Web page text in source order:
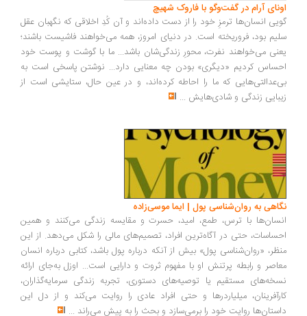
آرام در گفت‌وگو با فاروک شهیچ‭
انسان‌ها ترمزِ خود را از دست داده‌اند و آن کُدِ اخلاقی که نگهبان عقل
بود، فروریخته است. در دنیای امروز، همه می‌خواهند فاشیست باشند؛
می‌خواهند نفرت، محورِ زندگی‌شان باشد... ما با گوشت و پوست خود
کردیم «دیگری» بودن چه معنایی دارد... نوشتن پاسخی است به
که ما را احاطه کرده‌اند، و در عین حال، ستایشی است از
زندگی و شادی‌هایش...
به روان‌شناسی پول | ایما موسی‌زاده
با ترس، طمع، امید، حسرت و مقایسه زندگی می‌کنند و همین
حتی در آگاه‌ترین افراد، تصمیم‌های مالی را شکل می‌دهد. از این
«روان‌شناسی پول» بیش از آنکه درباره پول باشد، کتابی درباره انسان
و رابطه پرتنش او با مفهوم ثروت و دارایی است... اوزل به‌جای ارائه
مستقیم یا توصیه‌های دستوری، تجربه زندگی سرمایه‌گذاران،
میلیاردرها و حتی افراد عادی را روایت می‌کند و از دل این
روایت خود را برمی‌سازد و بحث را به پیش می‌راند ...